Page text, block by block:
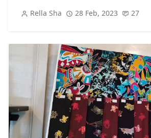
Rella Sha 28 Feb, 2023 27